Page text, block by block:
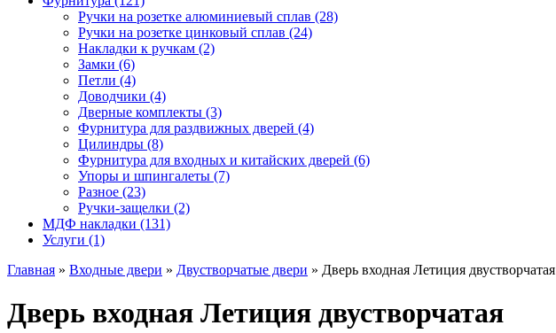
Ручки на розетке алюминиевый сплав (28)
Ручки на розетке цинковый сплав (24)
Накладки к ручкам (2)
Замки (6)
Петли (4)
Доводчики (4)
Дверные комплекты (3)
Фурнитура для раздвижных дверей (4)
Цилиндры (8)
Фурнитура для входных и китайских дверей (6)
Упоры и шпингалеты (7)
Разное (23)
Ручки-защелки (2)
МДФ накладки (131)
Услуги (1)
Главная » Входные двери » Двустворчатые двери » Дверь входная Летиция двустворчатая
Дверь входная Летиция двустворчатая